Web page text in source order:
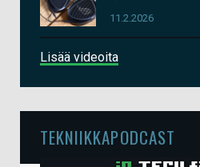
11.2.2026
Lisää videoita
TEKNIIKKAPODCAST